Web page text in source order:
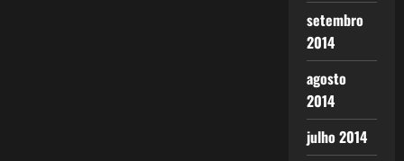
setembro
2014
agosto
2014
julho 2014